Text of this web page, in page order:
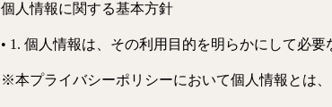
個人情報に関する基本方針
• 1. 個人情報は、その利用目的を明らかにして必
※本プライバシーポリシーにおいて個人情報とは